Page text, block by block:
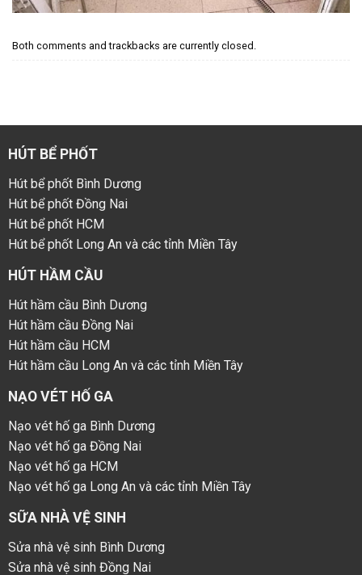
Both comments and trackbacks are currently closed.
HÚT BỂ PHỐT
Hút bể phốt Bình Dương
Hút bể phốt Đồng Nai
Hút bể phốt HCM
Hút bể phốt Long An và các tỉnh Miền Tây
HÚT HẦM CẦU
Hút hầm cầu Bình Dương
Hút hầm cầu Đồng Nai
Hút hầm cầu HCM
Hút hầm cầu Long An và các tỉnh Miền Tây
NẠO VÉT HỐ GA
Nạo vét hố ga Bình Dương
Nạo vét hố ga Đồng Nai
Nạo vét hố ga HCM
Nạo vét hố ga Long An và các tỉnh Miền Tây
SỮA NHÀ VỆ SINH
Sửa nhà vệ sinh Bình Dương
Sửa nhà vệ sinh Đồng Nai